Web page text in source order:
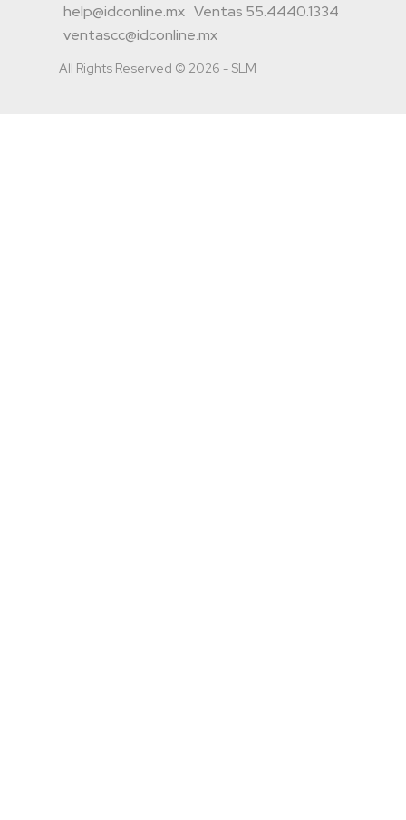
help@idconline.mx Ventas 55.4440.1334
ventascc@idconline.mx
All Rights Reserved © 2026 - SLM